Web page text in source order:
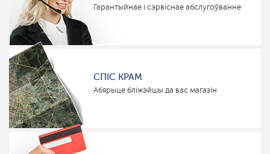
Гарантыйнае і сэрвіснае абслугоўванне
СПІС КРАМ
Абярыце бліжэйшы да вас магазін